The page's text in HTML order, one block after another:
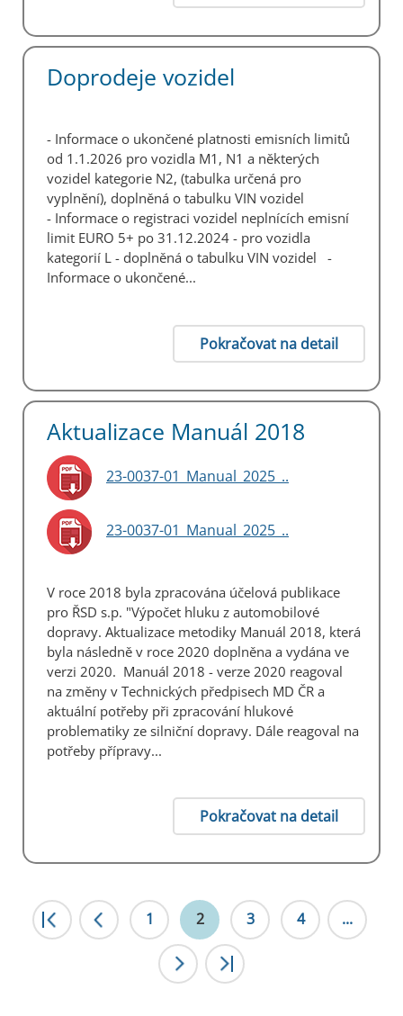
Doprodeje vozidel
- Informace o ukončené platnosti emisních limitů
od 1.1.2026 pro vozidla M1, N1 a některých
vozidel kategorie N2, (tabulka určená pro
vyplnění), doplněná o tabulku VIN vozidel
- Informace o registraci vozidel neplnících emisní
limit EURO 5+ po 31.12.2024 - pro vozidla
kategorií L - doplněná o tabulku VIN vozidel -
Informace o ukončené...
Pokračovat na detail
Aktualizace Manuál 2018
23-0037-01_Manual_2025_..
23-0037-01_Manual_2025_..
V roce 2018 byla zpracována účelová publikace
pro ŘSD s.p. "Výpočet hluku z automobilové
dopravy. Aktualizace metodiky Manuál 2018, která
byla následně v roce 2020 doplněna a vydána ve
verzi 2020. Manuál 2018 - verze 2020 reagoval
na změny v Technických předpisech MD ČR a
aktuální potřeby při zpracování hlukové
problematiky ze silniční dopravy. Dále reagoval na
potřeby přípravy...
Pokračovat na detail
|< 1 2 3 4 ...